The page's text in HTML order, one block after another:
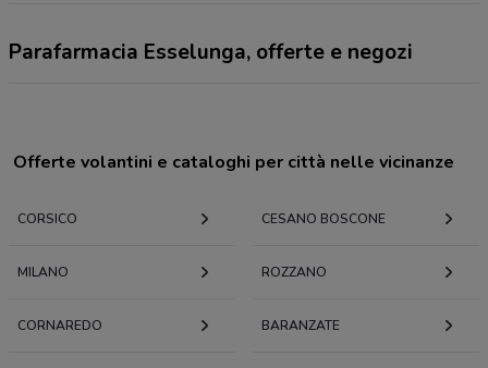
Parafarmacia Esselunga, offerte e negozi
Offerte volantini e cataloghi per città nelle vicinanze
CORSICO CESANO BOSCONE
MILANO ROZZANO
CORNAREDO BARANZATE